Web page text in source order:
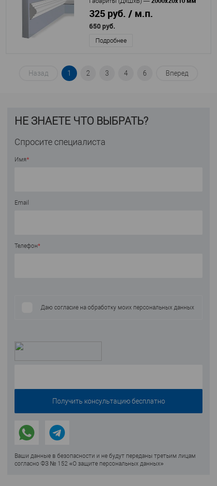
325 руб. / м.п.
650 руб.
Подробнее
Назад 1 2 3 4 6 Вперед
НЕ ЗНАЕТЕ ЧТО ВЫБРАТЬ?
Спросите специалиста
Имя*
Email
Телефон*
Даю согласие на обработку моих персональных данных
Ваши данные в безопасности и не будут переданы третьим лицам
согласно ФЗ № 152 «О защите персональных данных»